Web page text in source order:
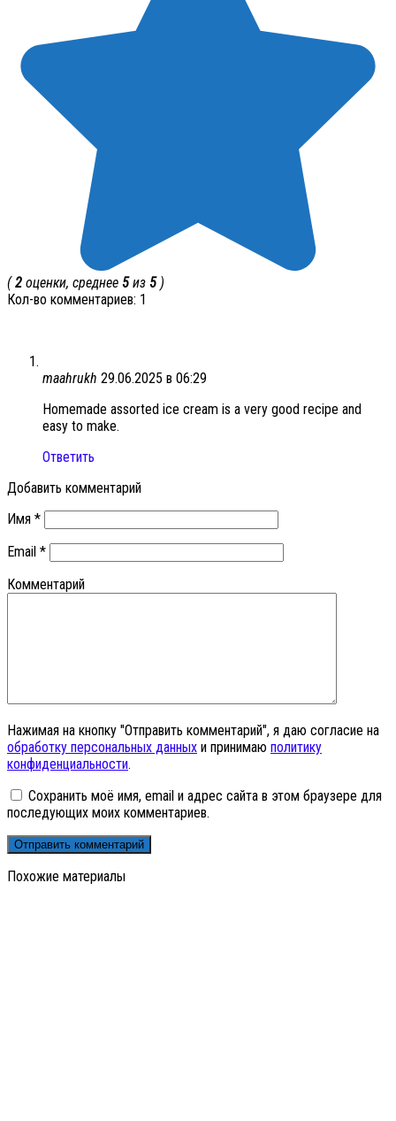
(2 оценки, среднее 5из 5)
Кол-во комментариев: 1
maahrukh 29.06.2025 в 06:29
Homemade assorted ice cream is a very good recipe and
easy to make.
Ответить
Добавить комментарий
Имя *
Email *
Комментарий
Нажимая на кнопку "Отправить комментарий", я даю согласие на
обработку персональных данных и принимаю политику
конфиденциальности.
Сохранить моё имя, email и адрес сайта в этом браузере для
последующих моих комментариев.
Похожие материалы